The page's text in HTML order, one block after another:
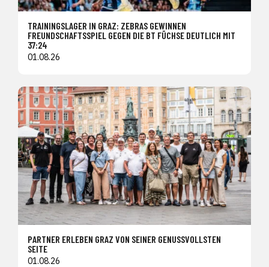
TRAININGSLAGER IN GRAZ: ZEBRAS GEWINNEN
FREUNDSCHAFTSSPIEL GEGEN DIE BT FÜCHSE DEUTLICH MIT
37:24
01.08.26
PARTNER ERLEBEN GRAZ VON SEINER GENUSSVOLLSTEN
SEITE
01.08.26